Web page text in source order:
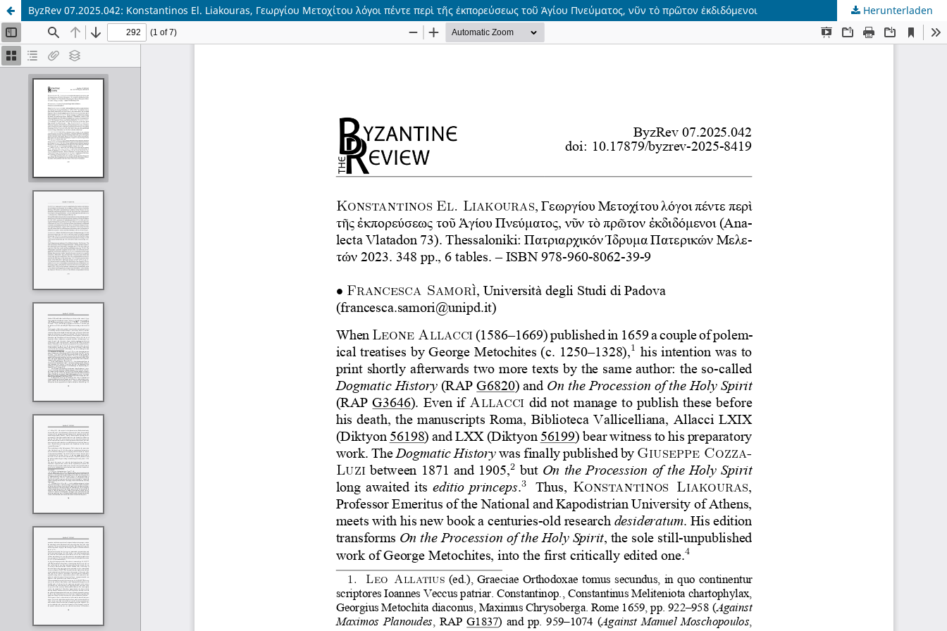
ByzRev 07.2025.042: Konstantinos El. Liakouras, Γεωργίου Μετοχίτου λόγοι πέντε περὶ τῆς ἐκπορεύσεως τοῦ Ἁγίου Πνεύματος, νῦν τὸ πρῶτον ἐκδιδόμενοι Herunterladen